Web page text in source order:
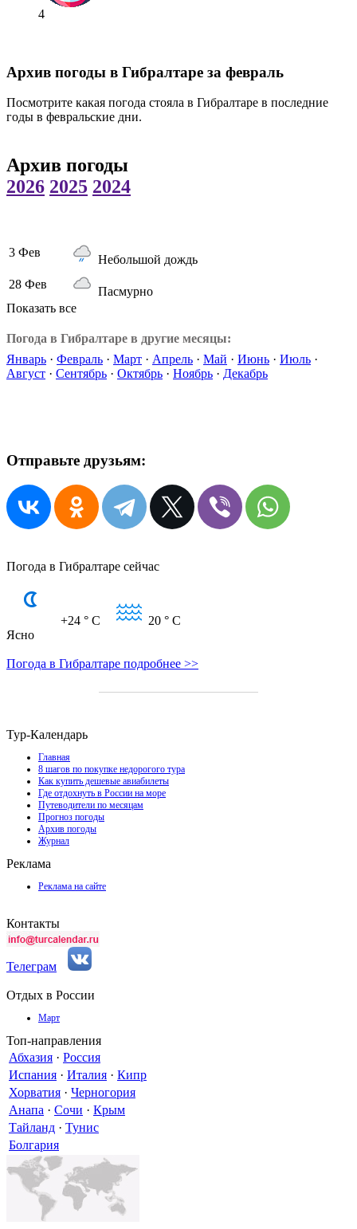
4
Архив погоды в Гибралтаре за февраль
Посмотрите какая погода стояла в Гибралтаре в последние
годы в февральские дни.
Архив погоды
2026 2025 2024
3 Фев
Небольшой дождь
28 Фев
Пасмурно
Показать все
Погода в Гибралтаре в другие месяцы:
Январь · Февраль · Март · Апрель · Май · Июнь · Июль ·
Август · Сентябрь · Октябрь · Ноябрь · Декабрь
Отправьте друзьям:
Погода в Гибралтаре сейчас
+24 ° C 20 ° C
Ясно
Погода в Гибралтаре подробнее >>
Тур-Календарь
Главная
8 шагов по покупке недорогого тура
Как купить дешевые авиабилеты
Где отдохнуть в России на море
Путеводители по месяцам
Прогноз погоды
Архив погоды
Журнал
Реклама
Реклама на сайте
Контакты
Телеграм
Отдых в России
Март
Топ-направления
Абхазия · Россия
Испания · Италия · Кипр
Хорватия · Черногория
Анапа · Сочи · Крым
Тайланд · Тунис
Болгария